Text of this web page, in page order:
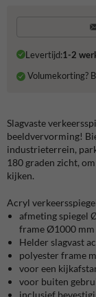
Levertijd:1-2
Volumekorting?
Slagvaste
beeldvervorming!
industrieterrein,
180 graden zicht,
kijken.
Acryl
afmeting spiegel
frame Ø1000 mm
Helder slagvast
polyester frame
voor een
voor buiten